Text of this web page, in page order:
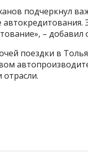
подчеркнул
– добавил
поездки в